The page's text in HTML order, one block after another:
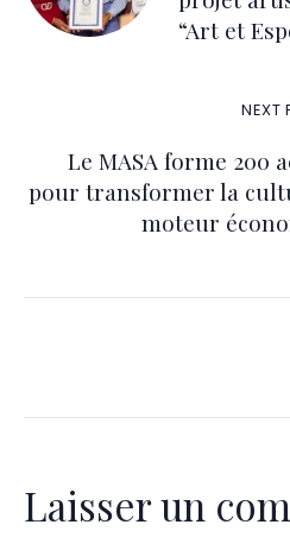
“Art et
NEXT
Le MASA forme 200
pour transformer la
moteur
Laisser un